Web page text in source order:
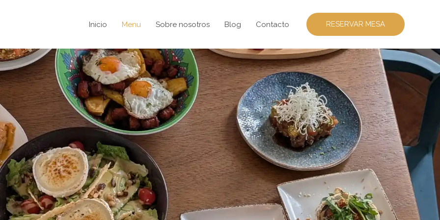
Inicio Menu Sobre nosotros Blog Contacto RESERVAR MESA